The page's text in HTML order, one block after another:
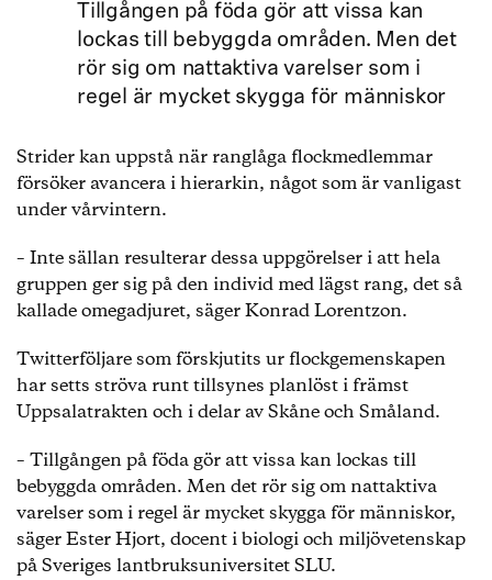
Tillgången på föda gör att vissa kan
lockas till bebyggda områden. Men det
rör sig om nattaktiva varelser som i
regel är mycket skygga för människor
Strider kan uppstå när ranglåga flockmedlemmar
försöker avancera i hierarkin, något som är vanligast
under vårvintern.
– Inte sällan resulterar dessa uppgörelser i att hela
gruppen ger sig på den individ med lägst rang, det så
kallade omegadjuret, säger Konrad Lorentzon.
Twitterföljare som förskjutits ur flockgemenskapen
har setts ströva runt tillsynes planlöst i främst
Uppsalatrakten och i delar av Skåne och Småland.
– Tillgången på föda gör att vissa kan lockas till
bebyggda områden. Men det rör sig om nattaktiva
varelser som i regel är mycket skygga för människor,
säger Ester Hjort, docent i biologi och miljövetenskap
på Sveriges lantbruksuniversitet SLU.